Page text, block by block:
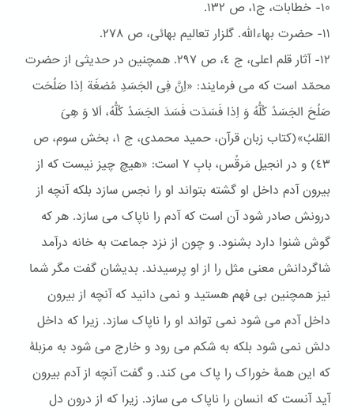
١۰- خطابات، ج١، ص ١٣٢.
١١- حضرت بهاءالله. گلزار تعالیم بهائی، ص ٢۷۸.
١٢- آثار قلم اعلی، ج ٤، ص ٢٩۷. همچنین در حدیثی از حضرت
محمّد است که می فرمایند: «اِنَّ فِی الجَسَدِ مُضغَة اِذا صَلُحَت
صَلُحَ الجَسَدُ کُلُّهُ وَ اِذا فَسَدَت فَسَدَ الجَسَدُ کُلُّهُ، اَلا وَ هِیَ
القلبُ»(کتاب زبان قرآن، حمید محمدی، ج ١، بخش سوم، ص
٤٣) و در انجیل مَرقُس، بابِ ۷ است: «هیچ چیز نیست که از
بیرون آدم داخل او گشته بتواند او را نجس سازد بلکه آنچه از
درونش صادر شود آن است که آدم را ناپاک می سازد. هر که
گوش شنوا دارد بشنود. و چون از نزد جماعت به خانه درآمد
شاگردانش معنی مثل را از او پرسیدند. بدیشان گفت مگر شما
نیز همچنین بی فهم هستید و نمی دانید که آنچه از بیرون
داخل آدم می شود نمی تواند او را ناپاک سازد. زیرا که داخل
دلش نمی شود بلکه به شکم می رود و خارج می شود به مزبلۀ
که این همۀ خوراک را پاک می کند. و گفت آنچه از آدم بیرون
آید آنست که انسان را ناپاک می سازد. زیرا که از درون دل